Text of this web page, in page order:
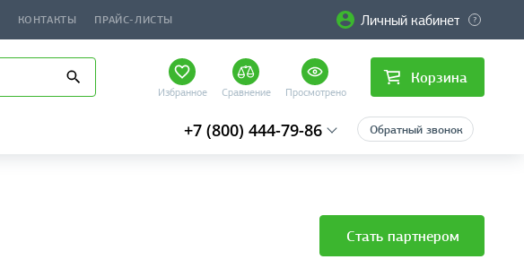
КОНТАКТЫ ПРАЙС-ЛИСТЫ Личный кабинет
Избранное Сравнение Просмотрено
Корзина
+7 (800) 444-79-86 Обратный звонок
Стать партнером